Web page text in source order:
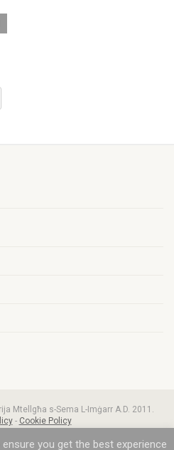
Mtellgħa s-Sema L-Imġarr A.D. 2011.
- Cookie Policy
you get the best experience